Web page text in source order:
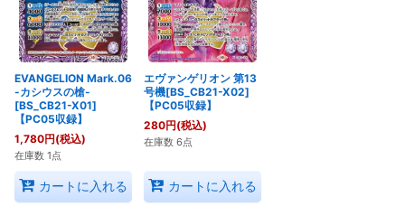
EVANGELION Mark.06
-カシウスの槍-
[BS_CB21-X01]
【PC05収録】
1,780円(税込)
在庫数 1点
カートに入れる
エヴァンゲリオン 第13
号機[BS_CB21-X02]
【PC05収録】
280円(税込)
在庫数 6点
カートに入れる